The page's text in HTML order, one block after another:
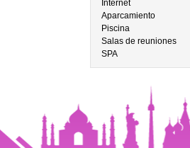
Internet
Aparcamiento
Piscina
Salas de reuniones
SPA